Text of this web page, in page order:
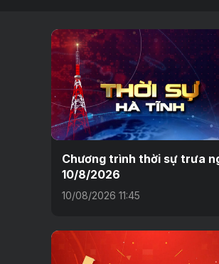
Chương trình thời sự trưa
10/8/2026
10/08/2026 11:45